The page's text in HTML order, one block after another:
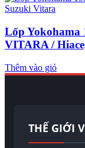
Lốp Yokohama
VITARA /
Thêm vào giỏ
THẾ GIỚI